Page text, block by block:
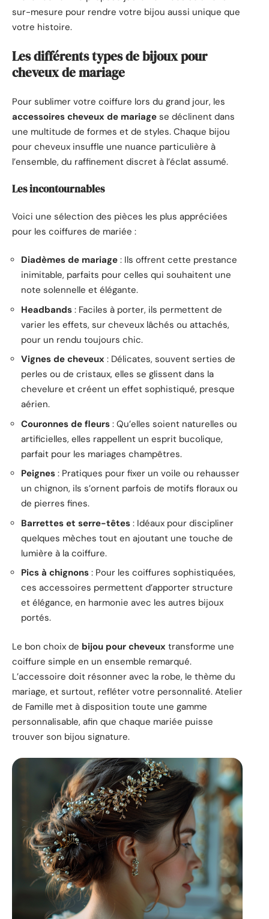
sur-mesure pour rendre votre bijou aussi unique que
votre histoire.
Les différents types de bijoux pour
cheveux de mariage
Pour sublimer votre coiffure lors du grand jour, les
accessoires cheveux de mariage se déclinent dans
une multitude de formes et de styles. Chaque bijou
pour cheveux insuffle une nuance particulière à
l’ensemble, du raffinement discret à l’éclat assumé.
Les incontournables
Voici une sélection des pièces les plus appréciées
pour les coiffures de mariée :
Diadèmes de mariage : Ils offrent cette prestance
inimitable, parfaits pour celles qui souhaitent une
note solennelle et élégante.
Headbands : Faciles à porter, ils permettent de
varier les effets, sur cheveux lâchés ou attachés,
pour un rendu toujours chic.
Vignes de cheveux : Délicates, souvent serties de
perles ou de cristaux, elles se glissent dans la
chevelure et créent un effet sophistiqué, presque
aérien.
Couronnes de fleurs : Qu’elles soient naturelles ou
artificielles, elles rappellent un esprit bucolique,
parfait pour les mariages champêtres.
Peignes : Pratiques pour fixer un voile ou rehausser
un chignon, ils s’ornent parfois de motifs floraux ou
de pierres fines.
Barrettes et serre-têtes : Idéaux pour discipliner
quelques mèches tout en ajoutant une touche de
lumière à la coiffure.
Pics à chignons : Pour les coiffures sophistiquées,
ces accessoires permettent d’apporter structure
et élégance, en harmonie avec les autres bijoux
portés.
Le bon choix de bijou pour cheveux transforme une
coiffure simple en un ensemble remarqué.
L’accessoire doit résonner avec la robe, le thème du
mariage, et surtout, refléter votre personnalité. Atelier
de Famille met à disposition toute une gamme
personnalisable, afin que chaque mariée puisse
trouver son bijou signature.